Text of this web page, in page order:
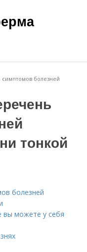
болезней
тонкой
болезней
вы можете у себя